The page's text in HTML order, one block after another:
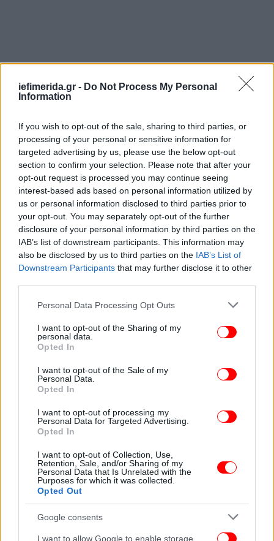
iefimerida.gr - Do Not Process My Personal
Information
If you wish to opt-out of the sale, sharing to third parties, or
processing of your personal or sensitive information for
targeted advertising by us, please use the below opt-out
section to confirm your selection. Please note that after your
opt-out request is processed you may continue seeing
interest-based ads based on personal information utilized by
us or personal information disclosed to third parties prior to
your opt-out. You may separately opt-out of the further
disclosure of your personal information by third parties on the
IAB’s list of downstream participants. This information may
also be disclosed by us to third parties on the IAB’s List of
Downstream Participants that may further disclose it to other
Please note that this website/app uses one or more Google
not limited to your visit or usage behaviour. You may click to
grant or deny consent to Google and its third-party tags to
use your data for below specified purposes in below Google
consent section.
Personal Data Processing Opt Outs
I want to opt-out of the Sharing of my
personal data.
Opted In
I want to opt-out of the Sale of my
Personal Data.
Opted In
I want to opt-out of processing my
Personal Data for Targeted Advertising.
Opted In
I want to opt-out of Collection, Use,
Retention, Sale, and/or Sharing of my
Personal Data that Is Unrelated with the
Purposes for which it was collected.
Opted Out
Google consents
I want to allow Google to enable storage
Ο δημιουργός του τραγουδιού αυτού, Μάκης
Στεργίου σε δηλώσεις του έχει αποκαλύψει ότι το
τραγούδι αυτό το έγραψε μια ημέρα όταν ένας
μιλάει για μια γυναίκα που ερωτεύτηκε και
πληγώθηκε. «Εγώ εκείνη την ώρα άπλωνα τη
μπουγάδα μου. Τον ακούω να αναστενάζει και τον
ρωτάω «τι έπαθες ρε»? Μου λέει «άστα φαρμάκια».
Εγώ όσο άπλωνα την μπουγάδα, τον ακούω να μου
λέει πως τα «φαρμάκια είναι στην καρδιά». Τότε του